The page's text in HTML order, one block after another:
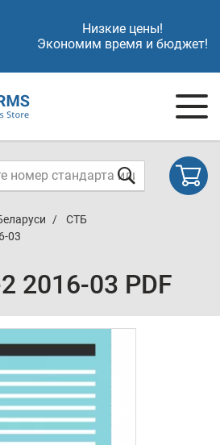
Низкие цены!
Экономим время и бюджет!
СТБ
03
2016-03 PDF